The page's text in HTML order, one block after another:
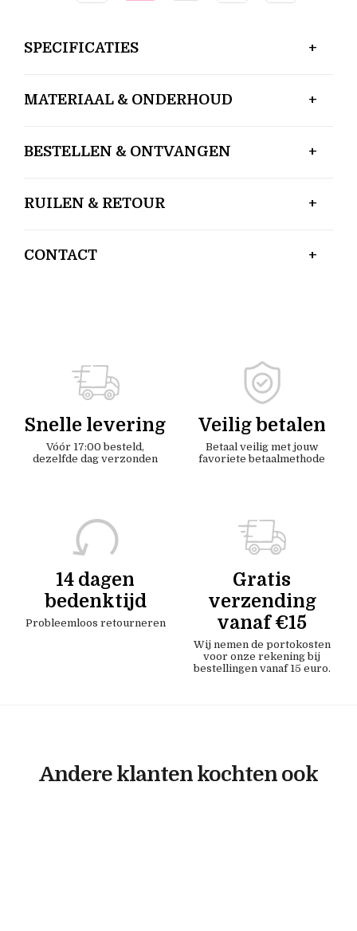
SPECIFICATIES
MATERIAAL & ONDERHOUD
BESTELLEN & ONTVANGEN
RUILEN & RETOUR
CONTACT
Snelle levering
Vóór 17:00 besteld,
dezelfde dag verzonden
Veilig betalen
Betaal veilig met jouw
favoriete betaalmethode
14 dagen
bedenktijd
Probleemloos retourneren
Gratis
verzending
vanaf €15
Wij nemen de portokosten
voor onze rekening bij
bestellingen vanaf 15 euro.
Andere klanten kochten ook